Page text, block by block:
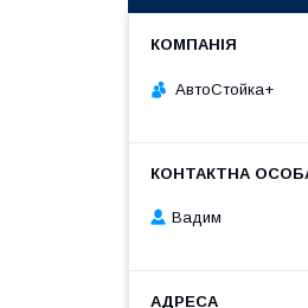
АвтоСтойка+
Вадим